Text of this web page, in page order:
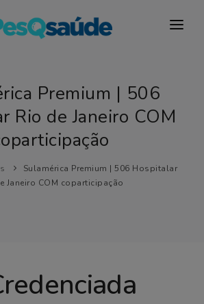
Premium | 506
Rio de Janeiro COM
Sulamérica Premium | 506 Hospitalar
Janeiro COM coparticipação